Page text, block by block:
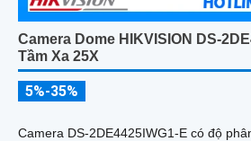
Camera Dome HIKVISION DS-
Tầm Xa 25X
5%-35%
Camera DS-2DE4425IWG1-E có độ